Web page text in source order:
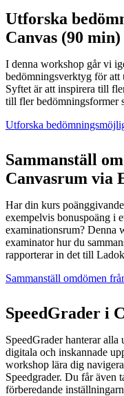
Utforska
Canvas (90 min)
I denna workshop går vi
bedömningsverktyg för att
Syftet är att inspirera till
till fler bedömningsformer
Utforska
Sammanställ
Canvasrum via
Har din kurs
exempelvis bonuspoäng i
examinationsrum? Denna
examinator hur du
rapporterar in det till
Sammanställ omdömen
SpeedGrader i
SpeedGrader hanterar
digitala och inskannade
workshop lära dig
Speedgrader. Du får även
förberedande